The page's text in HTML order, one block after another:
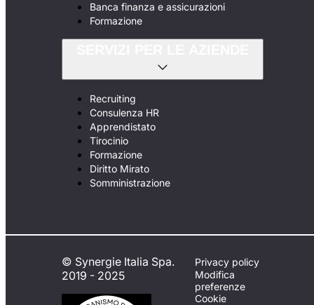
Banca finanza e assicurazioni
Formazione
Recruiting
Consulenza HR
Apprendistato
Tirocinio
Formazione
Diritto Mirato
Somministrazione
© Synergie Italia Spa.
2019 - 2025
Privacy policy
Modifica
preferenze
Cookie